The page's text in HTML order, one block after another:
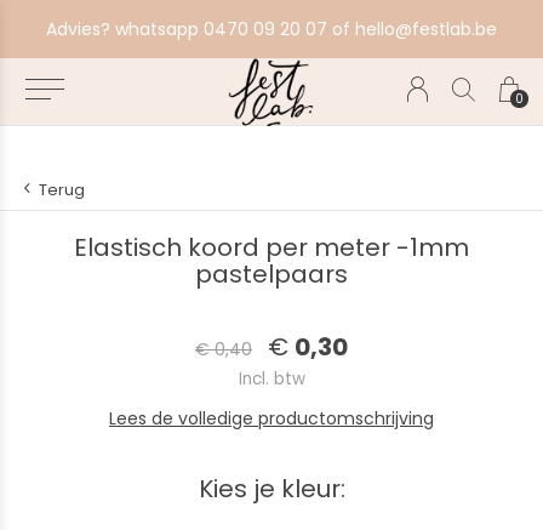
0
Advies? whatsapp 0470 09 20 07 of hello@festlab.be
Terug
Elastisch koord per meter -1mm
pastelpaars
€ 0,40 € 0,30
Incl. btw
Lees de volledige productomschrijving
Kies je kleur: